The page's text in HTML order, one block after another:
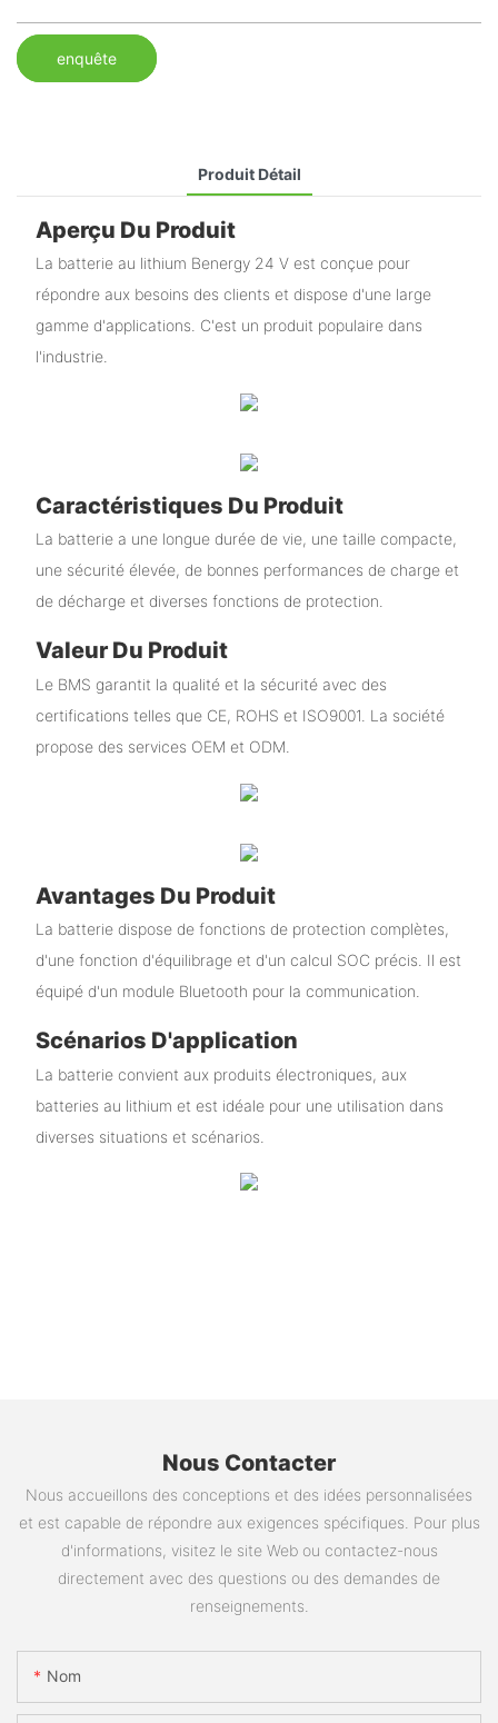
enquête
Produit Détail
Aperçu Du Produit
La batterie au lithium Benergy 24 V est conçue pour
répondre aux besoins des clients et dispose d'une large
gamme d'applications. C'est un produit populaire dans
l'industrie.
Caractéristiques Du Produit
La batterie a une longue durée de vie, une taille compacte,
une sécurité élevée, de bonnes performances de charge et
de décharge et diverses fonctions de protection.
Valeur Du Produit
Le BMS garantit la qualité et la sécurité avec des
certifications telles que CE, ROHS et ISO9001. La société
propose des services OEM et ODM.
Avantages Du Produit
La batterie dispose de fonctions de protection complètes,
d'une fonction d'équilibrage et d'un calcul SOC précis. Il est
équipé d'un module Bluetooth pour la communication.
Scénarios D'application
La batterie convient aux produits électroniques, aux
batteries au lithium et est idéale pour une utilisation dans
diverses situations et scénarios.
Nous Contacter
Nous accueillons des conceptions et des idées personnalisées
et est capable de répondre aux exigences spécifiques. Pour plus
d'informations, visitez le site Web ou contactez-nous
directement avec des questions ou des demandes de
renseignements.
Nom